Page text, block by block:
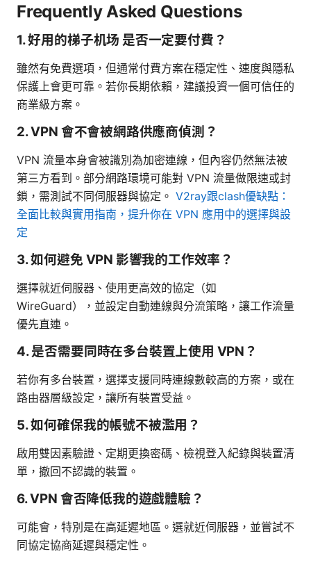
Frequently Asked Questions
1. 好用的梯子机场 是否一定要付費？
雖然有免費選項，但通常付費方案在穩定性、速度與隱私
保護上會更可靠。若你長期依賴，建議投資一個可信任的
商業級方案。
2. VPN 會不會被網路供應商偵測？
VPN 流量本身會被識別為加密連線，但內容仍然無法被
第三方看到。部分網路環境可能對 VPN 流量做限速或封
鎖，需測試不同伺服器與協定。 V2ray跟clash優缺點：
全面比較與實用指南，提升你在 VPN 應用中的選擇與設
定
3. 如何避免 VPN 影響我的工作效率？
選擇就近伺服器、使用更高效的協定（如
WireGuard），並設定自動連線與分流策略，讓工作流量
優先直連。
4. 是否需要同時在多台裝置上使用 VPN？
若你有多台裝置，選擇支援同時連線數較高的方案，或在
路由器層級設定，讓所有裝置受益。
5. 如何確保我的帳號不被濫用？
啟用雙因素驗證、定期更換密碼、檢視登入紀錄與裝置清
單，撤回不認識的裝置。
6. VPN 會否降低我的遊戲體驗？
可能會，特別是在高延遲地區。選就近伺服器，並嘗試不
同協定協商延遲與穩定性。